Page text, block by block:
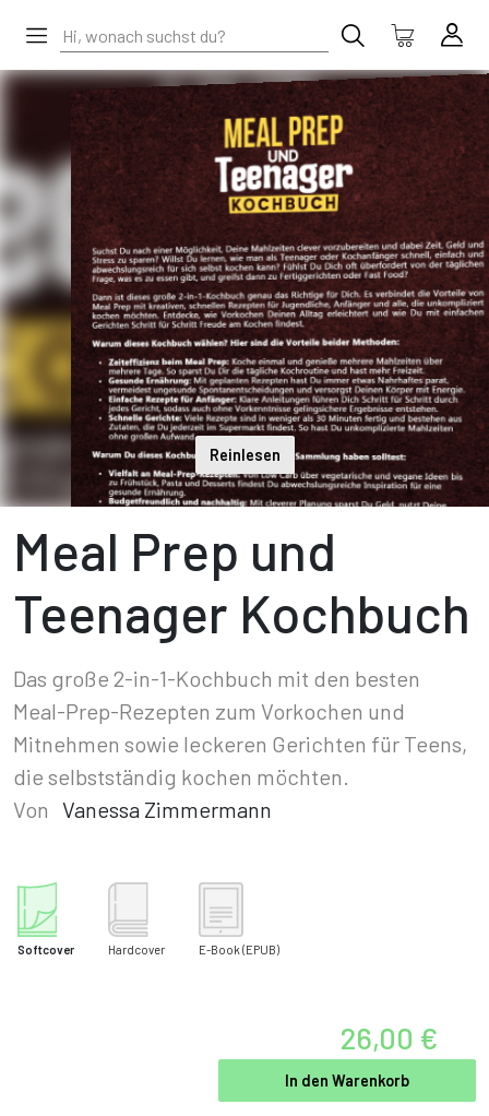
Reinlesen
Meal Prep und
Teenager Kochbuch
Das große 2-in-1-Kochbuch mit den besten
Meal-Prep-Rezepten zum Vorkochen und
Mitnehmen sowie leckeren Gerichten für Teens,
die selbstständig kochen möchten.
Von Vanessa Zimmermann
Softcover Hardcover E-Book (EPUB)
26,00 €
In den Warenkorb